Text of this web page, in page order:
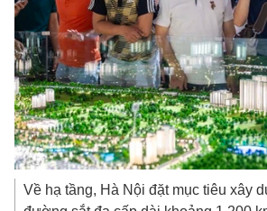
Về hạ tầng, Hà Nội đặt mục tiêu xây